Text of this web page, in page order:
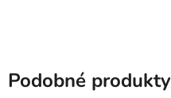
Podobné produkty